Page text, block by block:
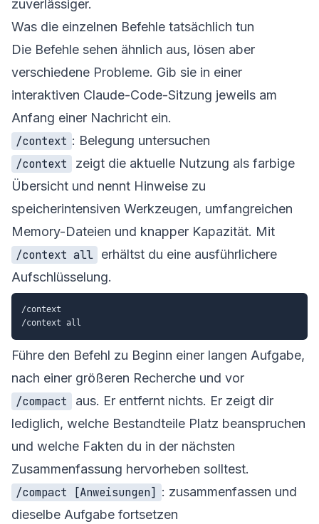
zuverlässiger.
Was die einzelnen Befehle tatsächlich tun
Die Befehle sehen ähnlich aus, lösen aber
verschiedene Probleme. Gib sie in einer
interaktiven Claude-Code-Sitzung jeweils am
Anfang einer Nachricht ein.
/context : Belegung untersuchen
/context
zeigt die aktuelle Nutzung als farbige
Übersicht und nennt Hinweise zu
speicherintensiven Werkzeugen, umfangreichen
Memory-Dateien und knapper Kapazität. Mit
/context all
erhältst du eine ausführlichere
Aufschlüsselung.
/context
Führe den Befehl zu Beginn einer langen Aufgabe,
nach einer größeren Recherche und vor
/compact
aus. Er entfernt nichts. Er zeigt dir
lediglich, welche Bestandteile Platz beanspruchen
und welche Fakten du in der nächsten
Zusammenfassung hervorheben solltest.
/compact [Anweisungen] : zusammenfassen und
dieselbe Aufgabe fortsetzen